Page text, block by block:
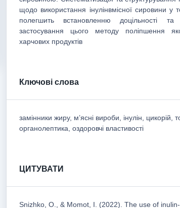
щодо використання інулінвмісної сировини у
полегшить встановленню доцільності та
застосування цього методу поліпшення
харчових продуктів
Ключові слова
замінники жиру, м’ясні вироби, інулін, цикорій,
органолептика, оздоровчі властивості
ЦИТУВАТИ
Snizhko, O., & Momot, I. (2022). The use of